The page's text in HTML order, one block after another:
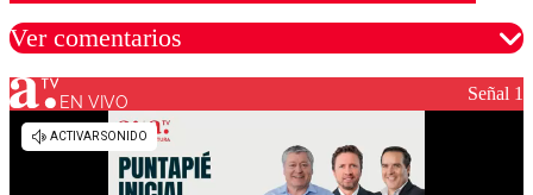
Ver comentarios
Los comentarios son moderados para garantizar un
EN VIVO Señal 1